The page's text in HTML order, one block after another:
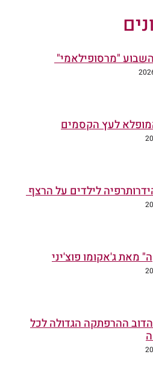
"מרסופילאמי"
לעץ הקסמים
לילדים על הרצף
מאת ג'אקומו פוצ'יני
ההרפתקה הגדולה לכל